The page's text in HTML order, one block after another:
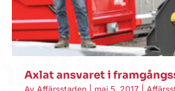
Axlat ansvaret i